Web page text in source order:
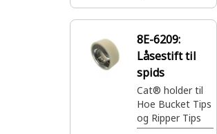
materialerester
Det har en skarp
overflade for
effektivt at
kunne trænge
ned i jorden og
skubbe og løfte
materialer
8E-6209:
Låsestift til
spids
Cat® holder til
Hoe Bucket Tips
og Ripper Tips